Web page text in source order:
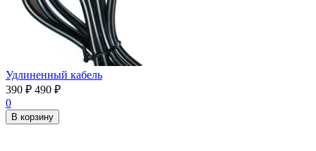
Удлиненный кабель
390 ₽ 490 ₽
0
В корзину